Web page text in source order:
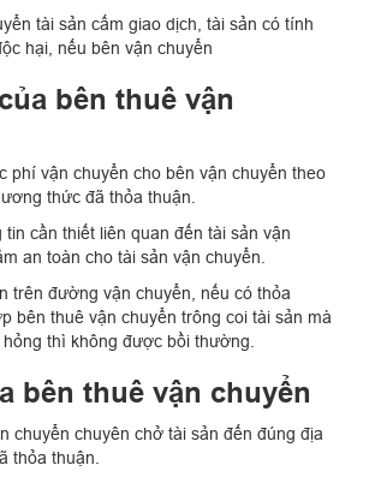
tài sản cấm giao dịch, tài sản có tính
hại, nếu bên vận chuyển
bên thuê vận
phí vận chuyển cho bên vận chuyển theo
thức đã thỏa thuận.
tin cần thiết liên quan đến tài sản vận
an toàn cho tài sản vận chuyển.
trên đường vận chuyển, nếu có thỏa
bên thuê vận chuyển trông coi tài sản mà
thì không được bồi thường.
bên thuê vận chuyển
chuyển chuyên chở tài sản đến đúng địa
thỏa thuận.